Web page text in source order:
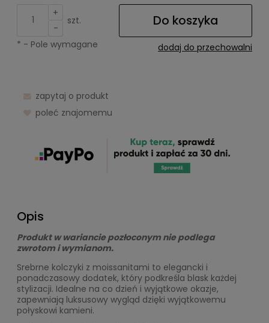
+
-
szt. Do koszyka
dodaj do przechowalni
* - Pole wymagane
zapytaj o produkt
poleć znajomemu
Opis
Produkt w wariancie pozłoconym nie podlega
zwrotom i wymianom.
Srebrne kolczyki z moissanitami to elegancki i
ponadczasowy dodatek, który podkreśla blask każdej
stylizacji. Idealne na co dzień i wyjątkowe okazje,
zapewniają luksusowy wygląd dzięki wyjątkowemu
połyskowi kamieni.